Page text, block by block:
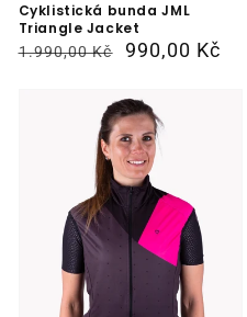
Cyklistická bunda JML
Triangle Jacket
Běžná
1.990,00 Kč
Výprodejová990,00 Kč